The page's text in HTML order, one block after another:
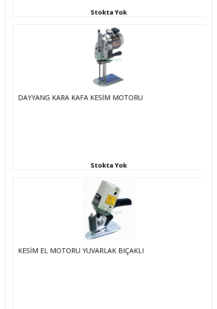
Stokta Yok
DAYYANG KARA KAFA KESİM MOTORU
Stokta Yok
KESİM EL MOTORU YUVARLAK BIÇAKLI